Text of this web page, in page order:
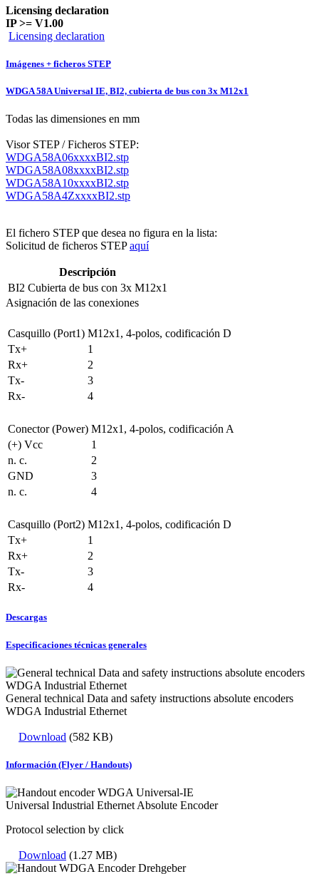
Licensing declaration
IP >= V1.00
Licensing declaration
Imágenes + ficheros STEP
WDGA 58A Universal IE, BI2, cubierta de bus con 3x M12x1
Todas las dimensiones en mm
Visor STEP / Ficheros STEP:
WDGA58A06xxxxBI2.stp
WDGA58A08xxxxBI2.stp
WDGA58A10xxxxBI2.stp
WDGA58A4ZxxxxBI2.stp
El fichero STEP que desea no figura en la lista:
Solicitud de ficheros STEPaquí
Descripción
BI2 Cubierta de bus con 3x M12x1
Asignación de las conexiones
Casquillo (Port1) M12x1, 4-polos, codificación D
Tx+
1
Rx+
2
Tx-
3
Rx-
4
Conector (Power) M12x1, 4-polos, codificación A
(+) Vcc
1
n. c.
2
GND
3
n. c.
4
Casquillo (Port2) M12x1, 4-polos, codificación D
Tx+
1
Rx+
2
Tx-
3
Rx-
4
Descargas
Especificaciones técnicas generales
General technical Data and safety instructions absolute encoders
WDGA Industrial Ethernet
Download (582 KB)
Información (Flyer / Handouts)
Universal Industrial Ethernet Absolute Encoder
Protocol selection by click
Download (1.27 MB)